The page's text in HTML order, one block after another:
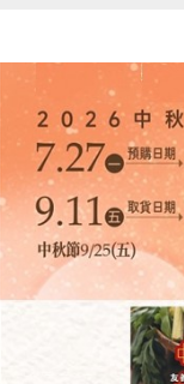
翹船長企業社
海木耳纖活飲